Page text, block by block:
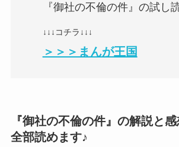
『御社の不倫の件』の試し
↓↓↓コチラ↓↓↓
＞＞＞まんが王国
『御社の不倫の件』の解説と
全部読めます♪